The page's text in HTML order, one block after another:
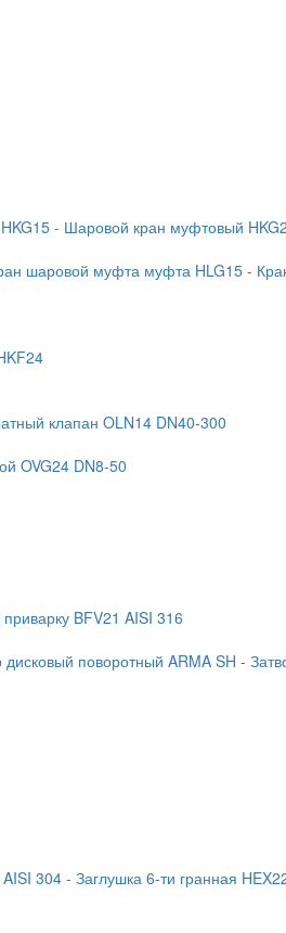
- Шаровой кран муфтовый
шаровой муфта муфта HLG15 -
клапан OLN14 DN40-300
OVG24 DN8-50
BFV21 AISI 316
дисковый поворотный ARMA SH -
304- Заглушка 6-ти гранная